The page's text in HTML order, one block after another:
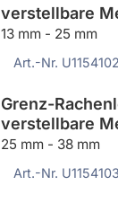
verstellbare
13 mm - 25 mm
Art.-Nr. U1154102
Grenz-
verstellbare
25 mm - 38 mm
Art.-Nr. U1154103